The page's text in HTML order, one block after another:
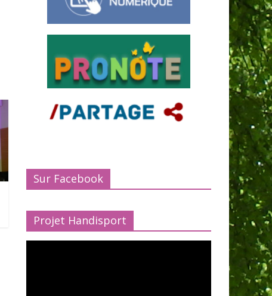
Sur Facebook
Projet Handisport